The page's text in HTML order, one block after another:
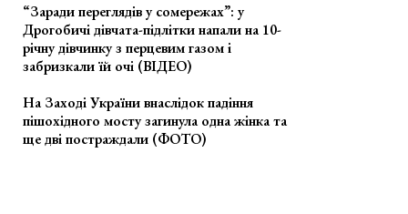
“Заради переглядів у сомережах”: у
Дрогобичі дівчата-підлітки напали на 10-
річну дівчинку з перцевим газом і
забризкали їй очі (ВІДЕО)
На Заході України внаслідок падіння
пішохідного мосту загинула одна жінка та
ще дві постраждали (ФОТО)